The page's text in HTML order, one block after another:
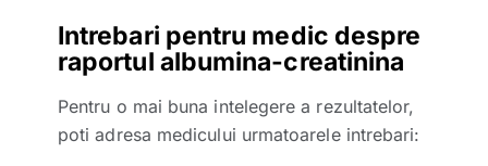
Intrebari pentru medic despre
raportul albumina-creatinina
Pentru o mai buna intelegere a rezultatelor,
poti adresa medicului urmatoarele intrebari: